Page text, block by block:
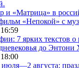
и «Матрица» в
«Непокой» с
16:59
7 ярких текстов о
до Энтони
18:00
августа: